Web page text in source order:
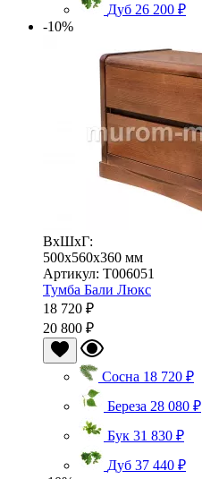
Дуб 26 200 ₽
-10%
ВхШхГ:
500x560x360 мм
Артикул: Т006051
Тумба Бали Люкс
18 720 ₽
20 800 ₽
Сосна 18 720 ₽
Береза 28 080 ₽
Бук 31 830 ₽
Дуб 37 440 ₽